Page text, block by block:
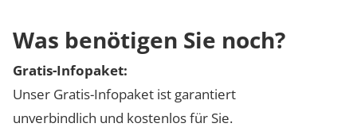
Was benötigen Sie noch?
Gratis-Infopaket:
Unser Gratis-Infopaket ist garantiert
unverbindlich und kostenlos für Sie.